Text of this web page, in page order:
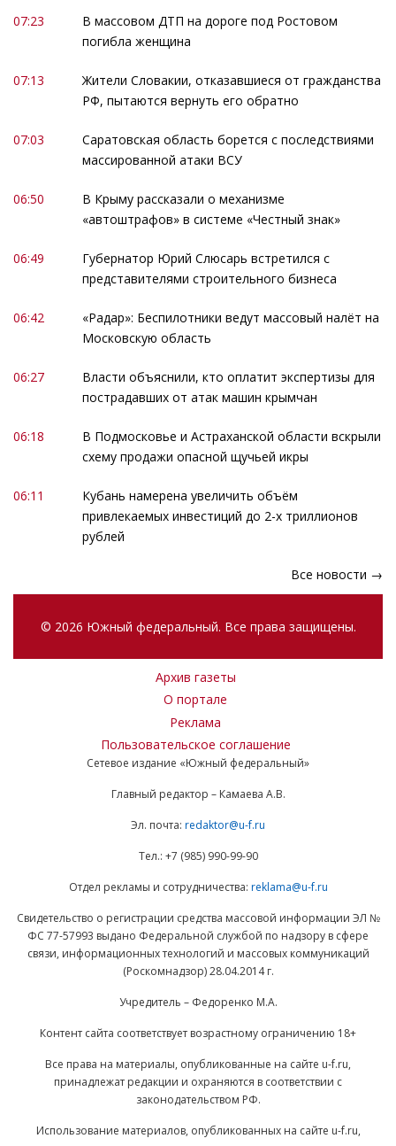
07:23
В массовом ДТП на дороге под Ростовом
погибла женщина
07:13
Жители Словакии, отказавшиеся от гражданства
РФ, пытаются вернуть его обратно
07:03
Саратовская область борется с последствиями
массированной атаки ВСУ
06:50
В Крыму рассказали о механизме
«автоштрафов» в системе «Честный знак»
06:49
Губернатор Юрий Слюсарь встретился с
представителями строительного бизнеса
06:42
«Радар»: Беспилотники ведут массовый налёт на
Московскую область
06:27
Власти объяснили, кто оплатит экспертизы для
пострадавших от атак машин крымчан
06:18
В Подмосковье и Астраханской области вскрыли
схему продажи опасной щучьей икры
06:11
Кубань намерена увеличить объём
привлекаемых инвестиций до 2-х триллионов
рублей
Все новости →
© 2026 Южный федеральный. Все права защищены.
Архив газеты
О портале
Реклама
Пользовательское соглашение
Сетевое издание «Южный федеральный»
Главный редактор – Камаева А.В.
Эл. почта: redaktor@u-f.ru
Тел.: +7 (985) 990-99-90
Отдел рекламы и сотрудничества: reklama@u-f.ru
Свидетельство о регистрации средства массовой информации ЭЛ №
ФС 77-57993 выдано Федеральной службой по надзору в сфере
связи, информационных технологий и массовых коммуникаций
(Роскомнадзор) 28.04.2014 г.
Учредитель – Федоренко М.А.
Контент сайта соответствует возрастному ограничению 18+
Все права на материалы, опубликованные на сайте u-f.ru,
принадлежат редакции и охраняются в соответствии с
законодательством РФ.
Использование материалов, опубликованных на сайте u-f.ru,